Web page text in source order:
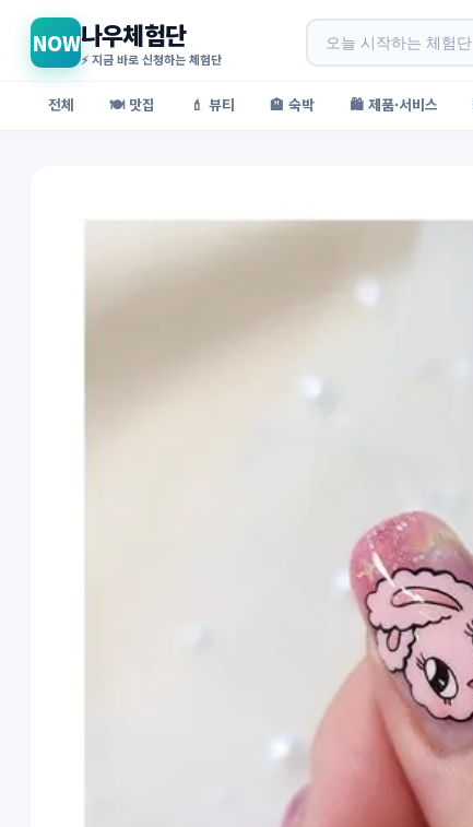
NOW나우체험단
⚡ 지금 바로 신청하는 체험단
전체 🍽️ 맛집 💄 뷰티 🏨 숙박 🛍️ 제품·서비스